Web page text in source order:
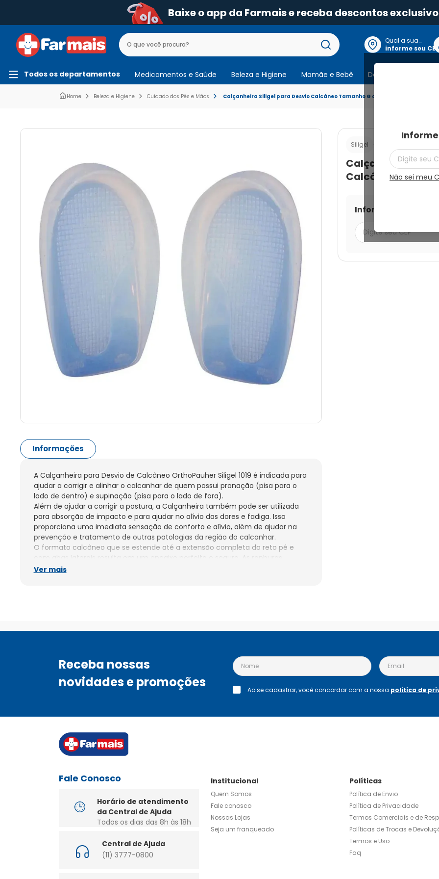
Baixe o app da Farmais e receba descontos
Qual a sua
localização?
informe seu CEP
Não sei meu
Todos os departamentos Medicamentos e Saúde Beleza e Higiene Mamãe e Bebê Dermocosmeticos
Beleza e Higiene Cuidado dos Pés e Mãos Calçanheira Siligel para Desvio Calcâneo Tamanho G com 1 Par
Informações
A Calçanheira para Desvio de Calcâneo OrthoPauher Siligel 1019 é indicada para
ajudar a corrigir e alinhar o calcanhar de quem possui pronação (pisa para o
lado de dentro) e supinação (pisa para o lado de fora).
Além de ajudar a corrigir a postura, a Calçanheira também pode ser utilizada
para absorção de impacto e para ajudar no alívio das dores e fadiga. Isso
proporciona uma imediata sensação de conforto e alívio, além de ajudar na
prevenção e tratamento de outras patologias da região do calcanhar.
O formato calcâneo que se estende até a extensão completa do reto pé e
com abas laterais resulta em um encaixe perfeito e seguro. As ranhuras
presentes na Calçanheira para desvio ajudam a dispersar de maneira mais
Ver mais
Siligel
Calçanheira
Calcâneo
Informe seu CEP
Receba nossas
novidades e promoções
Ao se cadastrar, você concordar com a nossa política de
Fale Conosco
Horário de atendimento
da Central de Ajuda
Todos os dias das 8h às 18h
Central de Ajuda
(11) 3777-0800
Institucional
Quem Somos
Fale conosco
Nossas Lojas
Seja um franqueado
Políticas
Política de Envio
Política de Privacidade
Termos Comerciais e de
Políticas de Trocas e
Termos e Uso
Faq